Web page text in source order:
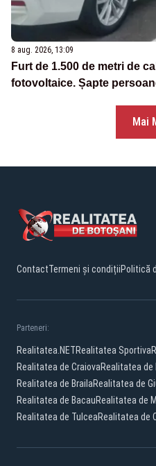
8 aug. 2026, 13:09
Furt de 1.500 de metri de
fotovoltaice. Șapte
Mai
ContactTermeni și condițiiPolitică
Parteneri:
Realitatea.NETRealitatea Sportiva
Realitatea de CraiovaRealitatea de
Realitatea de BrailaRealitatea de
Realitatea de BacauRealitatea de
Realitatea de TulceaRealitatea de